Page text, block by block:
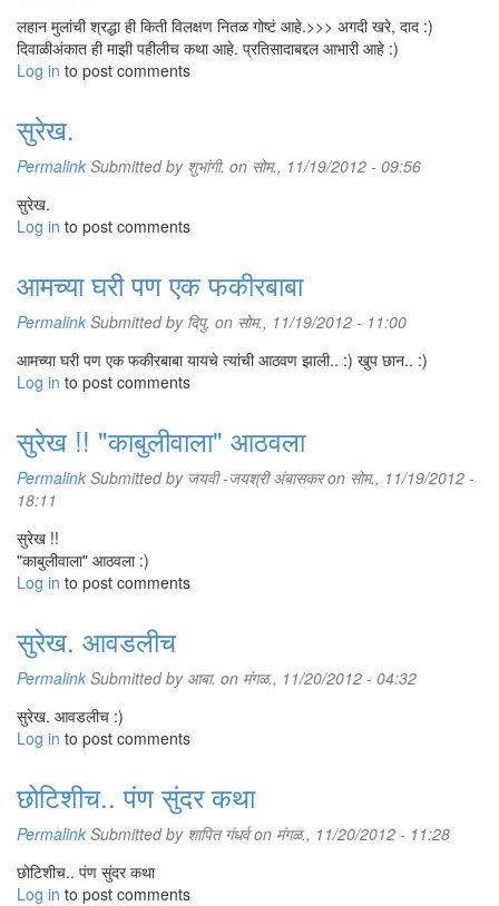
लहान मुलांची श्रद्धा ही किती विलक्षण नितळ गोष्टं आहे.>>> अगदी खरे, दाद :)
दिवाळीअंकात ही माझी पहीलीच कथा आहे. प्रतिसादाबद्दल आभारी आहे :)
Log in to post comments
सुरेख.
Permalink Submitted by शुभांगी. on सोम., 11/19/2012 - 09:56
सुरेख.
Log in to post comments
आमच्या घरी पण एक फकीरबाबा
Permalink Submitted by दिपु. on सोम., 11/19/2012 - 11:00
आमच्या घरी पण एक फकीरबाबा यायचे त्यांची आठवण झाली.. :) खुप छान.. :)
Log in to post comments
सुरेख !! "काबुलीवाला" आठवला
Permalink Submitted by जयवी -जयश्री अंबासकरon सोम., 11/19/2012 -
18:11
सुरेख !!
"काबुलीवाला" आठवला :)
Log in to post comments
सुरेख. आवडलीच
Permalink Submitted by आबा. on मंगळ., 11/20/2012 - 04:32
सुरेख. आवडलीच :)
Log in to post comments
छोटिशीच.. पंण सुंदर कथा
Permalink Submitted by शापित गंधर्वon मंगळ., 11/20/2012 - 11:28
छोटिशीच.. पंण सुंदर कथा
Log in to post comments